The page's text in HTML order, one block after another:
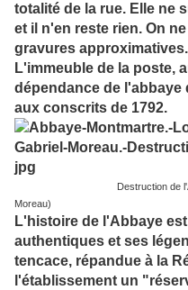
totalité de la rue. Elle ne
et il n'en reste rien. On
gravures
L'immeuble de la poste,
dépendance de l'abbaye
aux conscrits de 1792.
Destruction de l'Abbaye
Moreau)
L'histoire de l'Abbaye
authentiques et ses
tencace, répandue à la
l'établissement un